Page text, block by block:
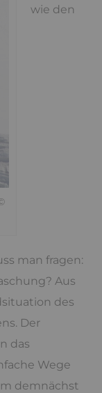
wie den
man fragen:
Aus
des
Der
das
Wege
demnächst